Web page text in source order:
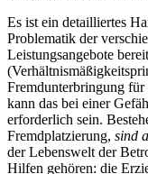
Es ist ein detailliertes
Problematik der
Leistungsangebote
Fremdunterbringung
kann das bei einer
erforderlich sein.
Fremdplatzierung, sind
der Lebenswelt der
Hilfen gehören: die